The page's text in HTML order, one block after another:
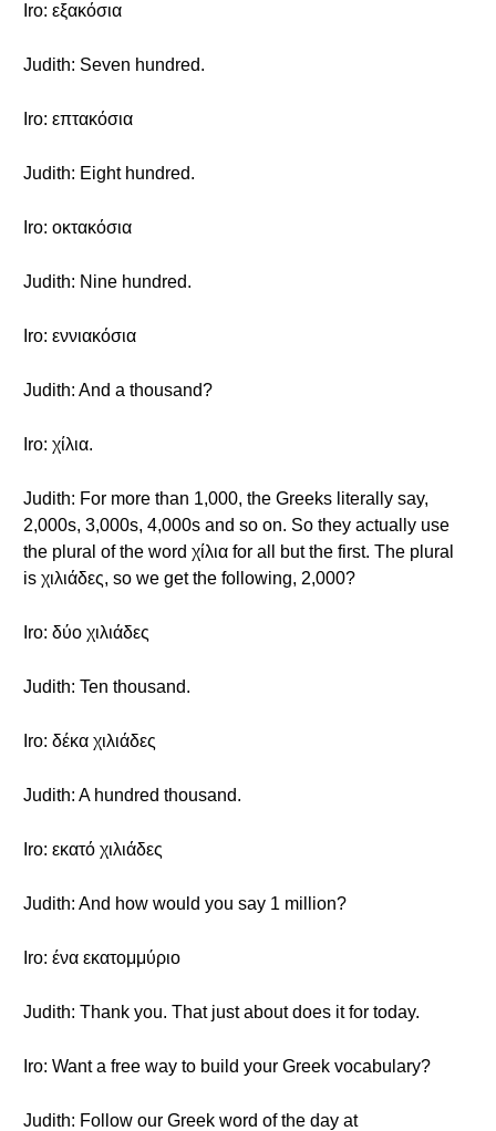
Iro: εξακόσια
Judith: Seven hundred.
Iro: επτακόσια
Judith: Eight hundred.
Iro: οκτακόσια
Judith: Nine hundred.
Iro: εννιακόσια
Judith: And a thousand?
Iro: χίλια.
Judith: For more than 1,000, the Greeks literally say,
2,000s, 3,000s, 4,000s and so on. So they actually use
the plural of the word χίλια for all but the first. The plural
is χιλιάδες, so we get the following, 2,000?
Iro: δύο χιλιάδες
Judith: Ten thousand.
Iro: δέκα χιλιάδες
Judith: A hundred thousand.
Iro: εκατό χιλιάδες
Judith: And how would you say 1 million?
Iro: ένα εκατομμύριο
Judith: Thank you. That just about does it for today.
Iro: Want a free way to build your Greek vocabulary?
Judith: Follow our Greek word of the day at